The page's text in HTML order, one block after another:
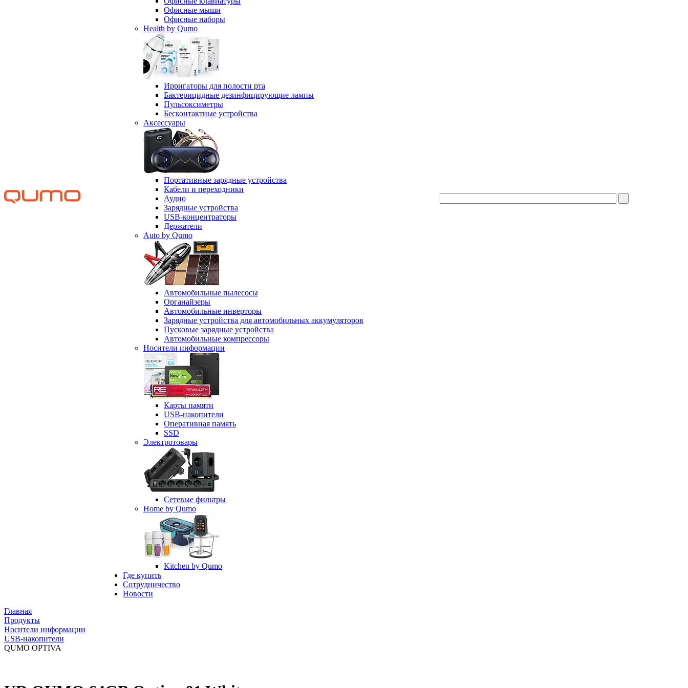
Офисные мыши
Офисные наборы
Health by Qumo
Ирригаторы для полости рта
Бактерицидные дезинфицирующие лампы
Пульсоксиметры
Бесконтактные устройства
Аксессуары
Портативные зарядные устройства
Кабели и переходники
Аудио
Зарядные устройства
USB-концентраторы
Держатели
Auto by Qumo
Автомобильные пылесосы
Органайзеры
Автомобильные инверторы
Зарядные устройства для автомобильных аккумуляторов
Пусковые зарядные устройства
Автомобильные компрессоры
Носители информации
Карты памяти
USB-накопители
Оперативная память
SSD
Электротовары
Сетевые фильтры
Home by Qumo
Kitchen by Qumo
Где купить
Сотрудничество
Новости
Главная
Продукты
Носители информации
USB-накопители
QUMO OPTIVA